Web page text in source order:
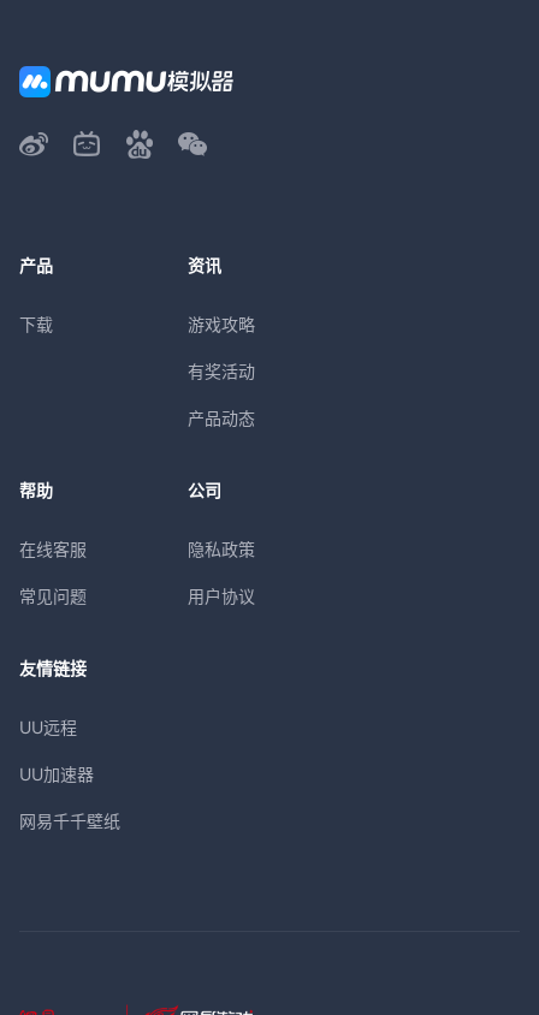
产品
下载
资讯
游戏攻略
有奖活动
产品动态
帮助
在线客服
常见问题
公司
隐私政策
用户协议
友情链接
UU远程
UU加速器
网易千千壁纸